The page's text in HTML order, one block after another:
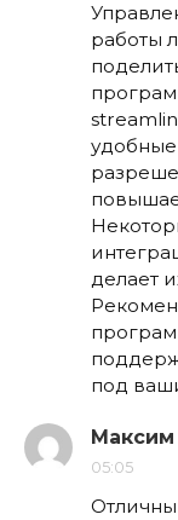
работы
делает
под
Максим
05:05